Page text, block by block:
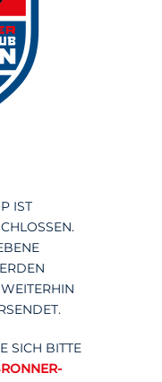
IST
SICH BITTE